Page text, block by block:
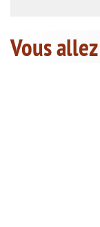
Vous